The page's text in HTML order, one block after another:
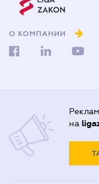
О КОМПАНИИ
на